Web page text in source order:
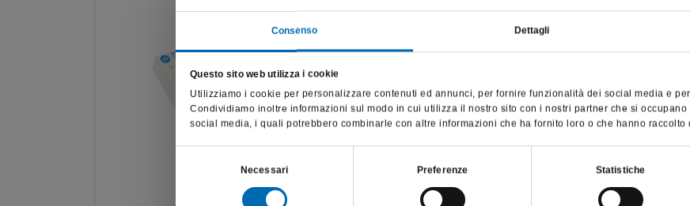
Consenso Dettagli
Questo sito web utilizza i cookie
Utilizziamo i cookie per personalizzare contenuti ed annunci, per fornire funzionalità dei social media e
Condividiamo inoltre informazioni sul modo in cui utilizza il nostro sito con i nostri partner che si
social media, i quali potrebbero combinarle con altre informazioni che ha fornito loro o che hanno
Necessari Preferenze Statistiche
del paziente; pertanto, per visitare il sito, dichiaro di essere un
operatore sanitario.
SONO UN OPERATORE SANITARIO